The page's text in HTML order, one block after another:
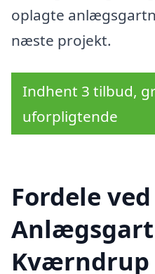
oplagte
næste projekt.
Indhent 3 tilbud,
uforpligtende
Fordele
Kværndrup